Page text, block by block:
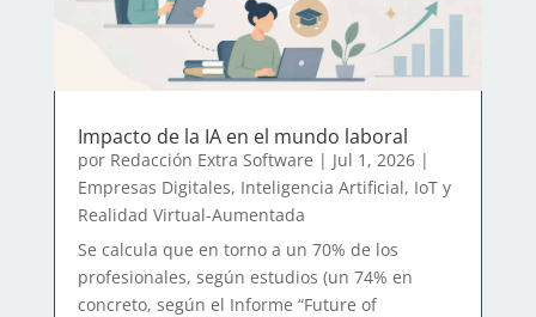
Impacto de la IA en el mundo laboral
por Redacción Extra Software | Jul 1, 2026|
Empresas Digitales, Inteligencia Artificial, IoT y
Realidad Virtual-Aumentada
Se calcula que en torno a un 70% de los
profesionales, según estudios (un 74% en
concreto, según el Informe “Future of